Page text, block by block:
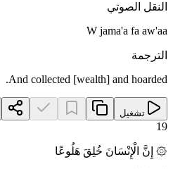
النقل الصوتي
W jama'a fa aw'aa
الترجمة
And collected [wealth] and hoarded.
تشغيل
19
۞ إِنَّ الْإِنْسَانَ خُلِقَ هَلُوعًا